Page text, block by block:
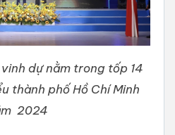
dự nằm trong tốp 14
thành phố Hồ Chí Minh
2024